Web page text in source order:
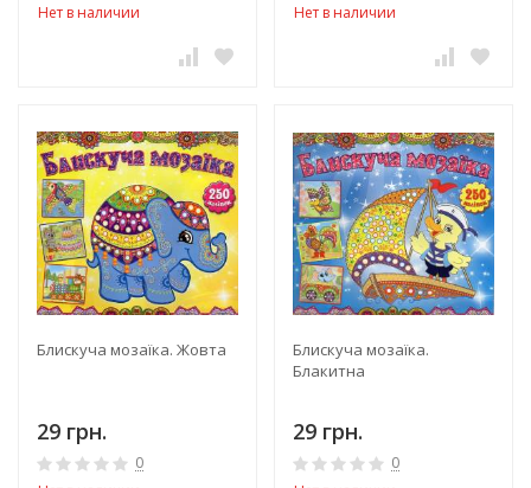
Нет в наличии
Нет в наличии
Блискуча мозаїка. Жовта
29 грн.
0
Блискуча мозаїка.
Блакитна
29 грн.
0